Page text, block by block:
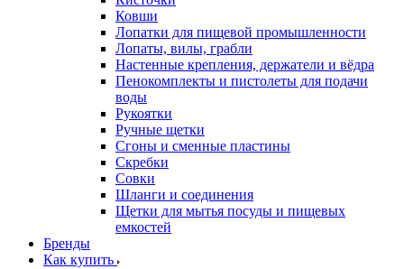
Ковши
Лопатки для пищевой промышленности
Лопаты, вилы, грабли
Настенные крепления, держатели и вёдра
Пенокомплекты и пистолеты для подачи
воды
Рукоятки
Ручные щетки
Сгоны и сменные пластины
Скребки
Совки
Шланги и соединения
Щетки для мытья посуды и пищевых
емкостей
Бренды
Как купить